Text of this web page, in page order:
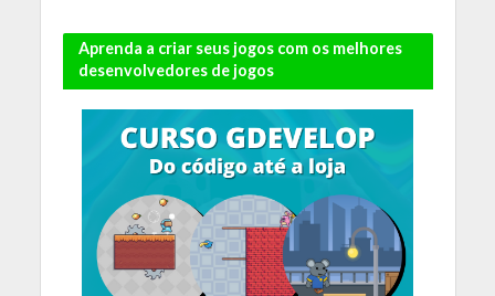
Aprenda a criar seus jogos com os melhores
desenvolvedores de jogos